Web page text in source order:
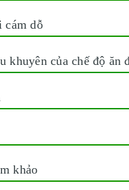
cám dỗ
khuyên của chế độ ăn
khảo